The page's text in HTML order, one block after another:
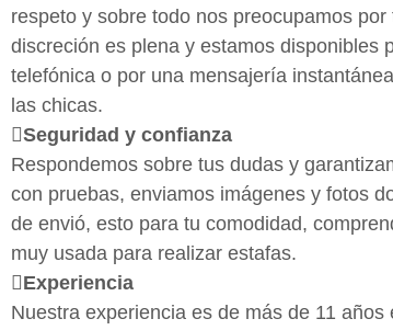
respeto y sobre todo nos preocupamos
discreción es plena y estamos disponibles
telefónica o por una mensajería
las chicas.
Seguridad y confianza
Respondemos sobre tus dudas y
con pruebas, enviamos imágenes y fotos
de envió, esto para tu comodidad,
muy usada para realizar estafas.
Experiencia
Nuestra experiencia es de más de 11